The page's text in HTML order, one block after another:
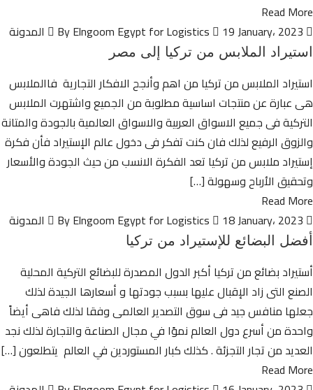
Read More
19 January، 2023 المدونة
استيراد الملابس من تركيا إلى مصر
استيراد الملابس من تركيا من اهم وأنجح الافكار التجارية فاالملابس
هى عبارة عن منتجات اساسية مطلوبة من الجميع واشتهرت الملابس
التركية فى جميع الاسواق العربية والاسواق العالمية بالجودة والمتانة
والزوق الرفيع لذلك فان كنت تفكر فى دخول عالم الإستيراد فأن فكرة
إستيراد ملابس من تركيا تعد الفكرة الانسب من حيث الجودة والأسعار
وتحقيق الأرباح وسهولة […]
Read More
18 January، 2023 المدونة
أفضل البضائع للإستيراد من تركيا
أستيراد بضائع من تركيا أكبر الدول المصدرة للبضائع التركية المحلية
الصنع التى زاد الإقبال عليها بسبب جودتها و أسعارها الجيدة لذلك
جعلها منافس جيد فى سوق التصدير العالمى وفقا لذلك فاهى أيضاً
واحدة من أسرع دول العالم نموًا في مجال الصناعة والتجارة لذلك نجد
العديد من تجار التجزئة . كذلك كبار المستوردين في العالم يتطلعون […]
Read More